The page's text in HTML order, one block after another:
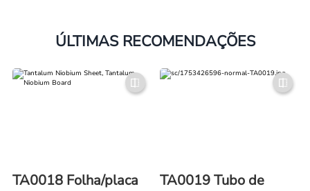
ÚLTIMAS RECOMENDAÇÕES
TA0018 Folha/placa
TA0019 Tubo de